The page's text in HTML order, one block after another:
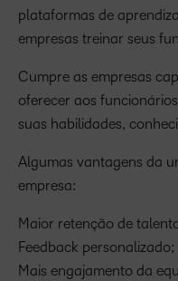
plataformas de
empresas treinar seus
Cumpre as empresas
oferecer aos
suas habilidades,
Algumas vantagens da
empresa:
Maior retenção de
Feedback personalizado;
Mais engajamento da